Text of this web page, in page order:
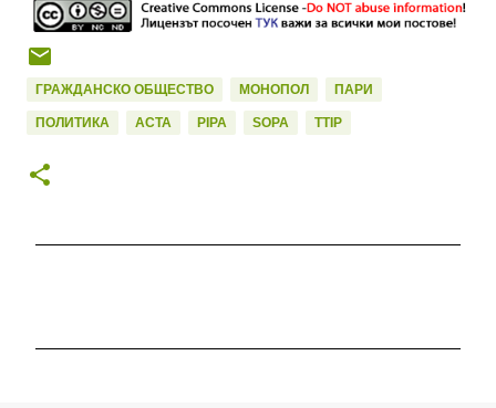
ГРАЖДАНСКО ОБЩЕСТВО МОНОПОЛ ПАРИ
ПОЛИТИКА ACTA PIPA SOPA TTIP